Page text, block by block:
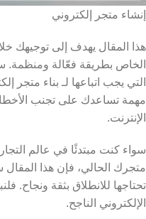
إنشاء متجر إلكتروني
هذا المقال يهدف إلى توجيهك
الخاص بطريقة فعّالة
التي يجب اتباعها لـ بناء متجر
مهمة تساعدك على تجنب
الإنترنت.
سواء كنت مبتدئًا في عالم
متجرك الحالي، فإن هذا المقال
تحتاجها للانطلاق بثقة ونجاح.
الإلكتروني الناجح.